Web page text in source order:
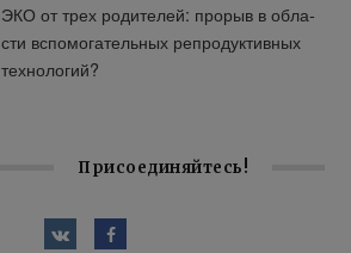
ЭКО от трех ро­ди­те­лей: про­рыв в об­ла­
сти вспо­мо­га­тель­ных ре­про­дук­тив­ных
тех­но­ло­гий?
Присоединяйтесь!